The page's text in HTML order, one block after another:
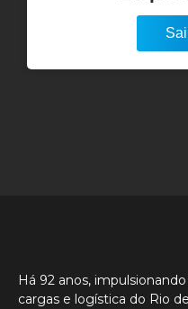
Há 92 anos,
cargas e logística do Rio